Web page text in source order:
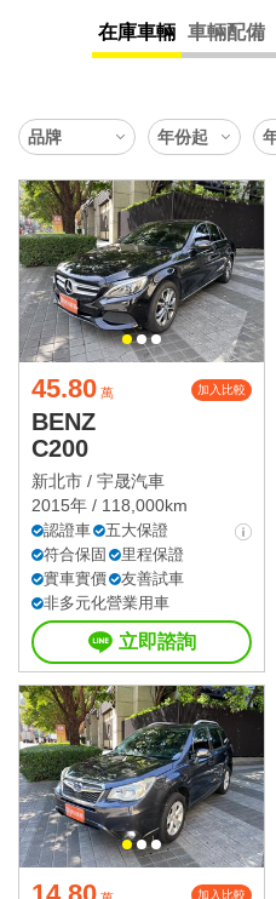
在庫車輛 車輛配備
45.80 萬 加入比較
BENZ
C200
新北市 / 宇晟汽車
2015年 / 118,000km
認證車
五大保證
符合保固
里程保證
實車實價
友善試車
非多元化營業用車
立即諮詢
加入比較